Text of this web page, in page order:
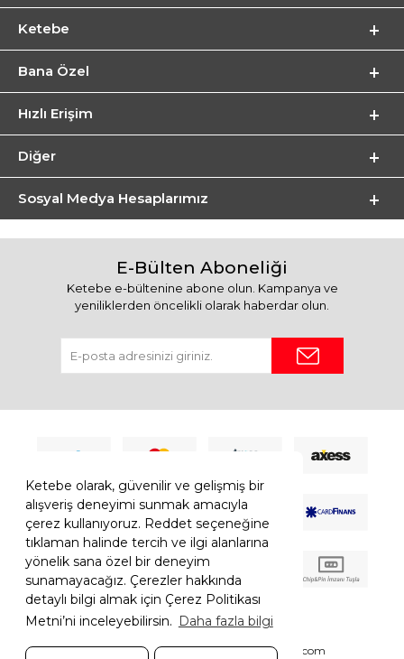
Ketebe olarak, güvenilir ve gelişmiş bir
alışveriş deneyimi sunmak amacıyla
çerez kullanıyoruz. Reddet seçeneğine
tıklaman halinde tercih ve ilgi alanlarına
yönelik sana özel bir deneyim
sunamayacağız. Çerezler hakkında
detaylı bilgi almak için Çerez Politikası
Metni’ni inceleyebilirsin. Daha fazla bilgi
Ketebe
Bana Özel
Hızlı Erişim
Diğer
Sosyal Medya Hesaplarımız
E-Bülten Aboneliği
Ketebe e-bültenine abone olun. Kampanya ve
yeniliklerden öncelikli olarak haberdar olun.
© 2026 Ketebe Tüm Hakkı Saklıdır. Ketebe.com